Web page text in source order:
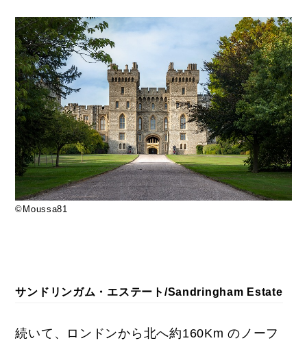
©Moussa81
サンドリンガム・エステート/Sandringham Estate
続いて、ロンドンから北へ約160Km のノーフ